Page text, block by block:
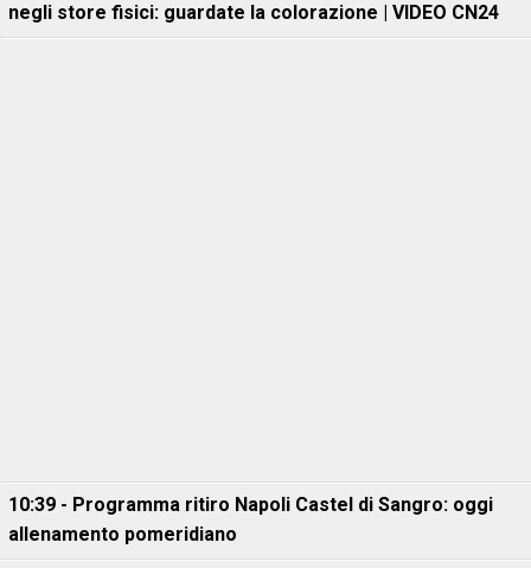
negli store fisici: guardate la colorazione | VIDEO CN24
10:39 - Programma ritiro Napoli Castel di Sangro: oggi
allenamento pomeridiano